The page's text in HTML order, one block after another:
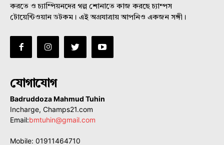
করতে ও চ্যাম্পিয়নদের গল্প শোনাতে কাজ করছে চ্যাম্পস
টোয়েন্টিওয়ান ডটকম। এই অগ্রযাত্রায় আপনিও একজন সঙ্গী।
যোগাযোগ
Badruddoza Mahmud Tuhin
Incharge, Champs21.com
Email:bmtuhin@gmail.com
Mobile: 01911464710